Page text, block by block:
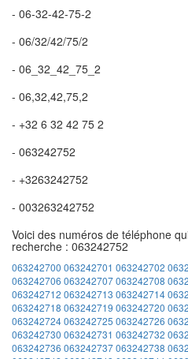
- 06-32-42-75-2
- 06/32/42/75/2
- 06_32_42_75_2
- 06,32,42,75,2
- +32 6 32 42 75 2
- 063242752
- +3263242752
- 003263242752
Voici des numéros de téléphone
recherche : 063242752
063242700 063242701 063242702
063242706 063242707063242708
063242712 063242713 063242714
063242718 063242719 063242720
063242724063242725 063242726
063242730 063242731 063242732
063242736 063242737063242738